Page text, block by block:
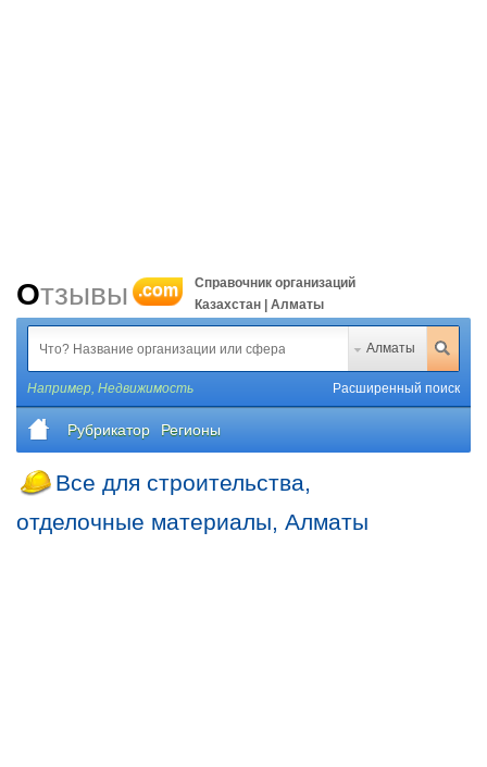
Отзывы .com
Справочник организаций
Казахстан | Алматы
Алматы
Например, Недвижимость Расширенный поиск
Рубрикатор Регионы
Все для строительства,
отделочные материалы, Алматы